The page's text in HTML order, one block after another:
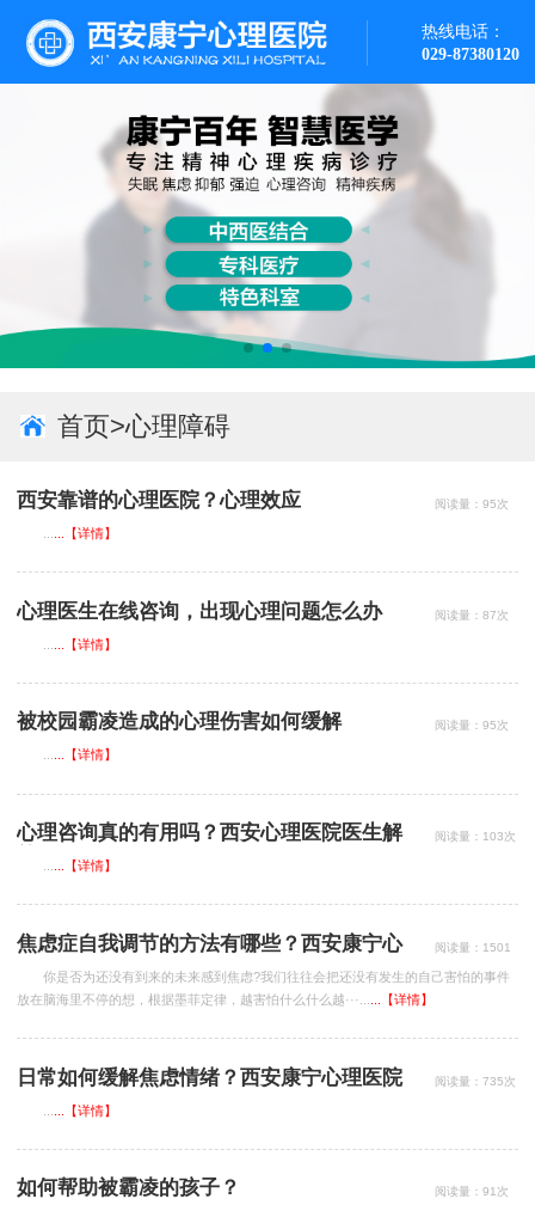
热线电话：
029-87380120
首页>心理障碍
西安靠谱的心理医院？心理效应 阅读量：95次
...【详情】
心理医生在线咨询，出现心理问题怎么办 阅读量：87次
...【详情】
被校园霸凌造成的心理伤害如何缓解 阅读量：95次
...【详情】
心理咨询真的有用吗？西安心理医院医生解
阅读量：103次
...【详情】
焦虑症自我调节的方法有哪些？西安康宁心
理医院在线咨询
阅读量：1501
你是否为还没有到来的未来感到焦虑?我们往往会把还没有发生的自己害怕的事件
放在脑海里不停的想，根据墨菲定律，越害怕什么什么越···...
...【详情】
日常如何缓解焦虑情绪？西安康宁心理医院
看焦虑怎么样？
阅读量：735次
...【详情】
如何帮助被霸凌的孩子？ 阅读量：91次